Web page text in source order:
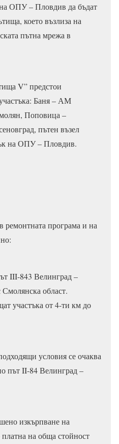
ОПУ – Пловдив да бъдат
което възлиза на
пътна мрежа в
V” предстои
Баня – АМ
Поповица –
пътен възел
на ОПУ – Пловдив.
програма и на
III-843 Велинград –
област.
участъка от 4-ти км до
условия се очаква
път II-84 Велинград –
изкърпване на
на обща стойност